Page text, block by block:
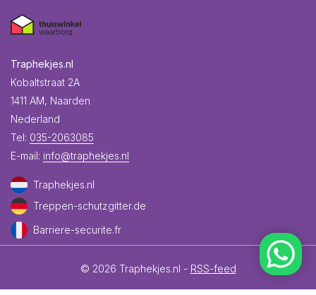
Traphekjes.nl
Kobaltstraat 2A
1411 AM, Naarden
Nederland
Tel: 035-2063085
E-mail: info@traphekjes.nl
Traphekjes.nl
Treppen-schutzgitter.de
Barriere-securite.fr
© 2026 Traphekjes.nl - RSS-feed